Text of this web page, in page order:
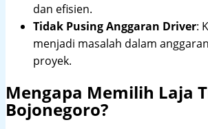
dan efisien.
Tidak Pusing Anggaran Driver:
menjadi masalah dalam
proyek.
Mengapa Memilih Laja
Bojonegoro?